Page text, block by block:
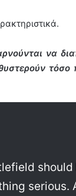
να
τόσο
should
serious.